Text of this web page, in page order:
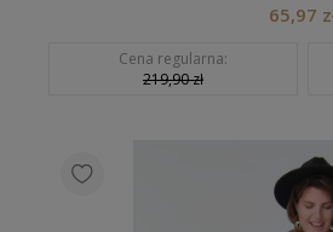
65,97
Cena regularna:
219,90 zł